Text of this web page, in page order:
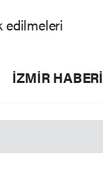
edilmeleri
İZMIR HABERİ